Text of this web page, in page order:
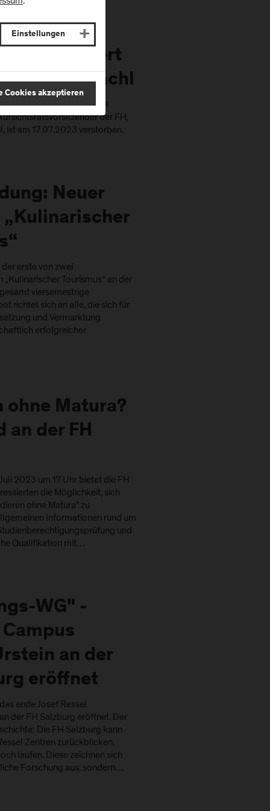
trauert
Gmachl
zur Gründung der FH
der FH,
ist am 17.07.2023 verstorben.
Neuer
„Kulinarischer
erste von zwei
Tourismus“ an der
viersemestrige
richtet sich an alle, die sich für
und Vermarktung
erfolgreicher
ohne Matura?
an der FH
2023 um 17 Uhr bietet die FH
die Möglichkeit, sich
ohne Matura" zu
Informationen rund um
und
Qualifikation mit…
WG" -
an der
eröffnet
erste Josef Ressel
der FH Salzburg eröffnet. Der
Die FH Salzburg kann
Zentren zurückblicken,
laufen. Diese zeichnen sich
Forschung aus, sondern…
Einstellungen
Cookies akzeptieren